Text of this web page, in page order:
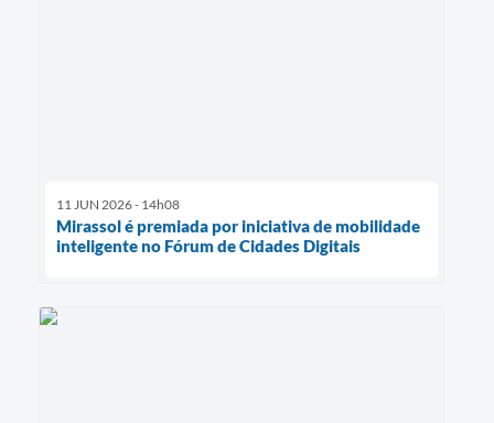
11 JUN 2026 - 14h08
Mirassol é premiada por iniciativa de mobilidade
inteligente no Fórum de Cidades Digitais